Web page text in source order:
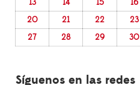
13
14 15 16
20
21 22 23
27
28 29 30
Síguenos en las redes